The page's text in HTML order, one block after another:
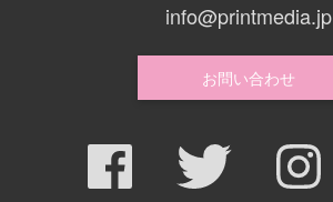
info@printmedia.jp
お問い合わせ